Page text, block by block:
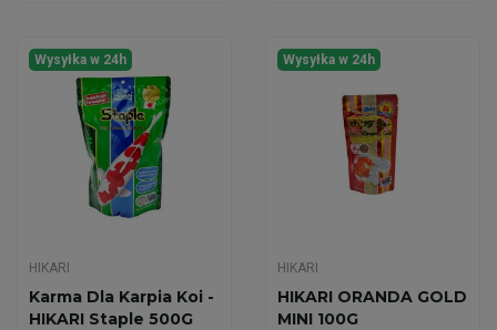
Wysyłka w 24h
HIKARI
Karma Dla Karpia Koi -
HIKARI Staple 500G
Wysyłka w 24h
HIKARI
HIKARI ORANDA GOLD
MINI 100G